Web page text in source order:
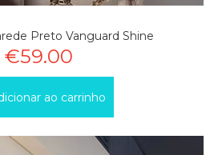
Preto Vanguard Shine
€59.00
ao carrinho